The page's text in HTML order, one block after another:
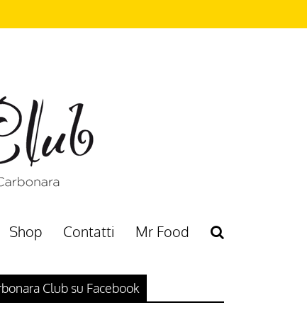
Shop Contatti Mr Food
Club su Facebook